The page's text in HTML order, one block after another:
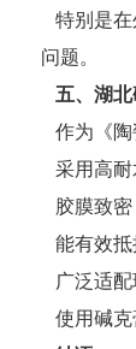
特别是在
问题。
五、湖
作为《陶
采用高耐
胶膜致密
能有效抵
广泛适配
使用碱克